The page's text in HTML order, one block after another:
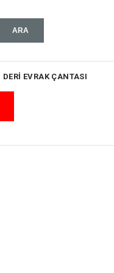
DERİ EVRAK ÇANTASI